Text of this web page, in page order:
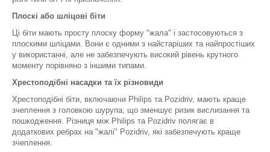
Плоскі або шліцові біти
Ці біти мають просту плоску форму "жала" і застосовуються з
плоскими шліцами. Вони є одними з найстаріших та найпростіших
у використанні, але не забезпечують високий рівень крутного
моменту порівняно з іншими типами.
Хрестоподібні насадки та їх різновиди
Хрестоподібні біти, включаючи Philips та Pozidriv, мають краще
зчеплення з головкою шурупа, що зменшує ризик вислизання та
пошкодження. Різниця між Philips та Pozidriv полягає в
додаткових ребрах на "жалі" Pozidriv, які забезпечують краще
зчеплення.